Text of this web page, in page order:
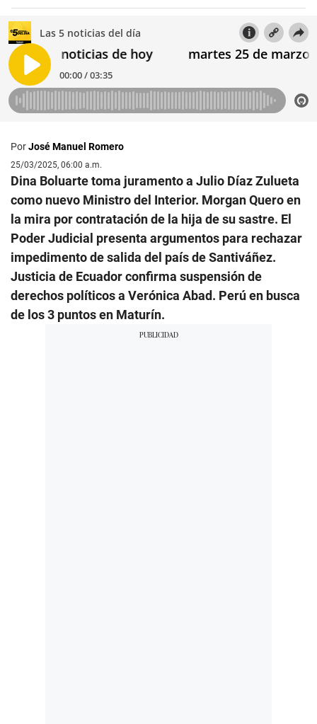
PorJosé Manuel Romero
25/03/2025, 06:00 a.m.
Dina Boluarte toma juramento a Julio Díaz Zulueta
como nuevo Ministro del Interior. Morgan Quero en
la mira por contratación de la hija de su sastre. El
Poder Judicial presenta argumentos para rechazar
impedimento de salida del país de Santiváñez.
Justicia de Ecuador confirma suspensión de
derechos políticos a Verónica Abad. Perú en busca
de los 3 puntos en Maturín.